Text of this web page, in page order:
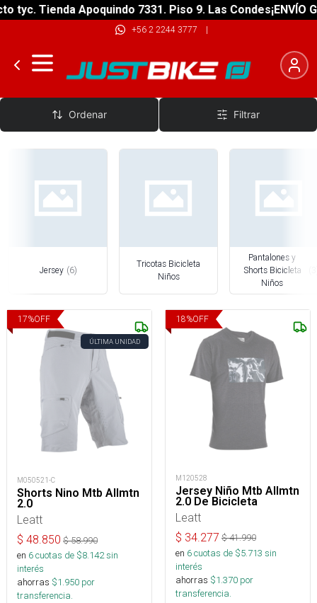
tyc. Tienda Apoquindo 7331. Piso 9. Las Condes¡ENVÍO
+56 2 2244 3777 |
Vestimenta Bicicleta Niños
Ordenar Filtrar
Jersey (6)
Tricotas Bicicleta
Niños
Pantalones y
Shorts Bicicleta
Niños
17%OFF
ÚLTIMA UNIDAD
M050521-C
Shorts Nino Mtb Allmtn
2.0
Leatt
$ 48.850 $58.990
en 6cuotas de $8.142sin
interés
ahorras $1.950 por
transferencia.
18%OFF
M120528
Jersey Niño Mtb Allmtn
2.0 De Bicicleta
Leatt
$ 34.277 $41.990
en 6cuotas de $5.713 sin
interés
ahorras $1.370 por
transferencia.